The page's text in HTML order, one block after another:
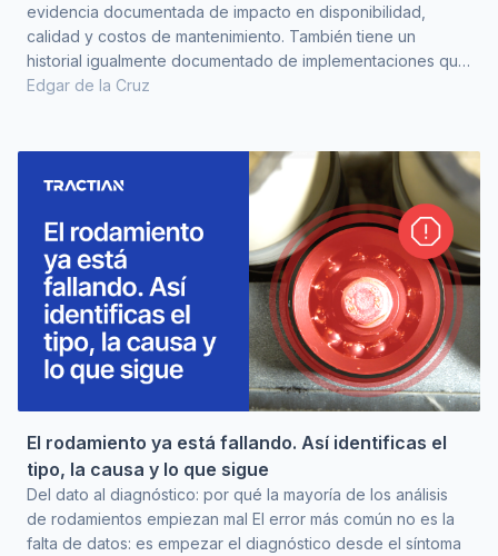
evidencia documentada de impacto en disponibilidad,
calidad y costos de mantenimiento. También tiene un
historial igualmente documentado de implementaciones que
no llegan a ningún lugar. El Manufacturing Research Center
excelente. El 37% no avanzaba como esperaba, y el 27%
apenas avanzaba. El programa estaba instalado en el
Edgar de la Cruz
El rodamiento ya está fallando. Así identificas el
tipo, la causa y lo que sigue
Del dato al diagnóstico: por qué la mayoría de los análisis
de rodamientos empiezan mal El error más común no es la
falta de datos: es empezar el diagnóstico desde el síntoma